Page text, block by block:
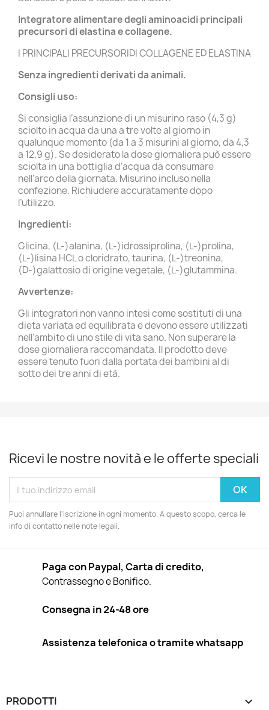
Integratore alimentare degli aminoacidi principali
precursori di elastina e collagene.
I PRINCIPALI PRECURSORIDI COLLAGENE ED ELASTINA
Senza ingredienti derivati da animali.
Consigli uso:
Si consiglia l’assunzione di un misurino raso (4,3 g)
sciolto in acqua da una a tre volte al giorno in
qualunque momento (da 1 a 3 misurini al giorno, da 4,3
a 12,9 g). Se desiderato la dose giornaliera può essere
sciolta in una bottiglia d’acqua da consumare
nell’arco della giornata. Misurino incluso nella
confezione. Richiudere accuratamente dopo
l’utilizzo.
Ingredienti:
Glicina, (L-)alanina, (L-)idrossiprolina, (L-)prolina,
(L-)lisina HCL o cloridrato, taurina, (L-)treonina,
(D-)galattosio di origine vegetale, (L-)glutammina.
Avvertenze:
Gli integratori non vanno intesi come sostituti di una
dieta variata ed equilibrata e devono essere utilizzati
nell’ambito di uno stile di vita sano. Non superare la
dose giornaliera raccomandata. Il prodotto deve
essere tenuto fuori dalla portata dei bambini al di
sotto dei tre anni di età.
Ricevi le nostre novità e le offerte speciali
Puoi annullare l'iscrizione in ogni momento. A questo scopo, cerca le
info di contatto nelle note legali.
Paga con Paypal, Carta di credito,
Contrassegno e Bonifico.
Consegna in 24-48 ore
Assistenza telefonica o tramite whatsapp
PRODOTTI 